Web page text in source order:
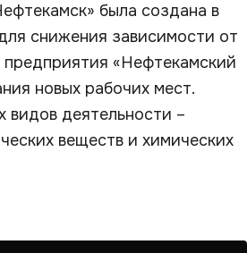
была создана в
снижения зависимости от
«Нефтекамский
новых рабочих мест.
деятельности –
веществ и химических